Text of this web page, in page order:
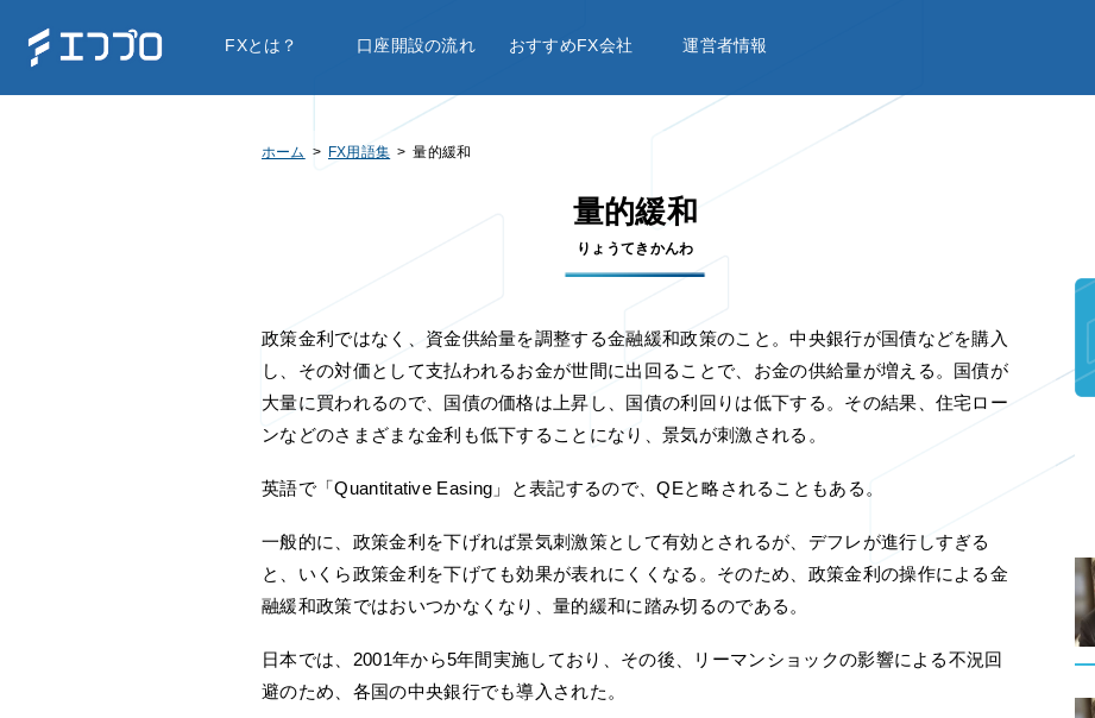
FXとは？ 口座開設の流れ おすすめFX会社 運営者情報
ホーム FX用語集 量的緩和
量的緩和
りょうてきかんわ
政策金利ではなく、資金供給量を調整する金融緩和政策のこと。中央銀行が国債などを購入
し、その対価として支払われるお金が世間に出回ることで、お金の供給量が増える。国債が
大量に買われるので、国債の価格は上昇し、国債の利回りは低下する。その結果、住宅ロー
ンなどのさまざまな金利も低下することになり、景気が刺激される。
英語で「Quantitative Easing」と表記するので、QEと略されることもある。
一般的に、政策金利を下げれば景気刺激策として有効とされるが、デフレが進行しすぎる
と、いくら政策金利を下げても効果が表れにくくなる。そのため、政策金利の操作による金
融緩和政策ではおいつかなくなり、量的緩和に踏み切るのである。
日本では、2001年から5年間実施しており、その後、リーマンショックの影響による不況回
避のため、各国の中央銀行でも導入された。